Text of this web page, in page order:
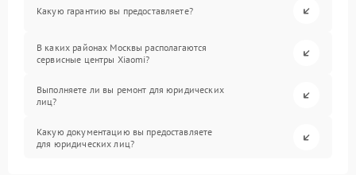
Какую гарантию вы предоставляете?
В каких районах Москвы располагаются
сервисные центры Xiaomi?
Выполняете ли вы ремонт для юридических
лиц?
Какую документацию вы предоставляете
для юридических лиц?